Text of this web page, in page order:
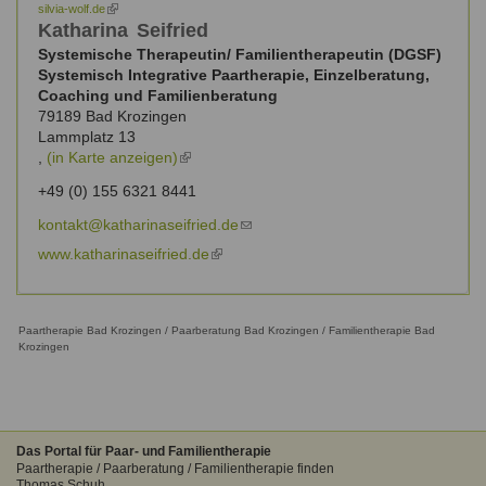
silvia-wolf.de(link
is
Katharina Seifried
Systemische Therapeutin/ Familientherapeutin (DGSF)
Systemisch Integrative Paartherapie, Einzelberatung,
Coaching und Familienberatung
79189 Bad Krozingen
Lammplatz 13
, (in Karte anzeigen)(link
external)
+49 (0) 155 6321 8441
kontakt@katharinaseifried.de(link
www.katharinaseifried.de(link
external)
Paartherapie Bad Krozingen / Paarberatung Bad Krozingen / Familientherapie Bad
Krozingen
Das Portal für Paar- und Familientherapie
Paartherapie / Paarberatung / Familientherapie finden